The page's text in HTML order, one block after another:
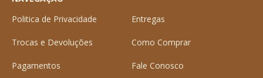
Politica de Privacidade
Entregas
Trocas e Devoluções Como Comprar
Pagamentos Fale Conosco